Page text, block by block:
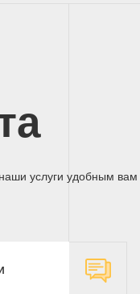
услуги удобным